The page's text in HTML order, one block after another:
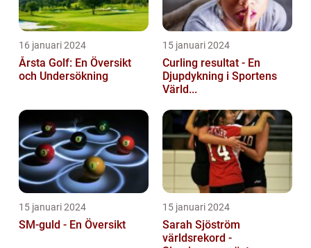
16 januari 2024
Årsta Golf: En Översikt
och Undersökning
15 januari 2024
Curling resultat - En
Djupdykning i Sportens
Värld...
15 januari 2024
SM-guld - En Översikt
15 januari 2024
Sarah Sjöström
världsrekord -